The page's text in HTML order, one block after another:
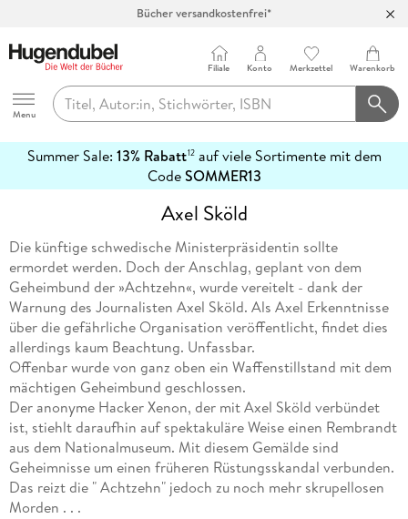
Bücher versandkostenfrei*
Abholung in über 100 Filialen
Hugendubel
Menu
Filiale Konto Merkzettel Warenkorb
Summer Sale: 13% Rabatt12auf viele Sortimente mit dem
CodeSOMMER13
erfahren
Axel Sköld
Die künftige schwedische Ministerpräsidentin sollte
ermordet werden. Doch der Anschlag, geplant von dem
Geheimbund der »Achtzehn«, wurde vereitelt - dank der
Warnung des Journalisten Axel Sköld. Als Axel Erkenntnisse
über die gefährliche Organisation veröffentlicht, findet dies
allerdings kaum Beachtung. Unfassbar.
Offenbar wurde von ganz oben ein Waffenstillstand mit dem
mächtigen Geheimbund geschlossen.
Der anonyme Hacker Xenon, der mit Axel Sköld verbündet
ist, stiehlt daraufhin auf spektakuläre Weise einen Rembrandt
aus dem Nationalmuseum. Mit diesem Gemälde sind
Geheimnisse um einen früheren Rüstungsskandal verbunden.
Das reizt die " Achtzehn" jedoch zu noch mehr skrupellosen
Morden . . .